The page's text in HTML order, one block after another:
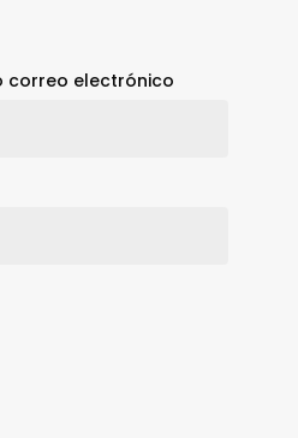
correo electrónico